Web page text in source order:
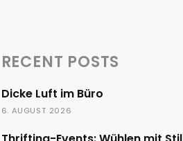
RECENT POSTS
Dicke Luft im Büro
6. AUGUST 2026